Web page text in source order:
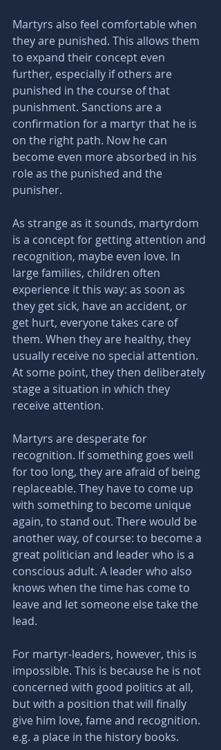
Martyrs also feel comfortable when
they are punished. This allows them
to expand their concept even
further, especially if others are
punished in the course of that
punishment. Sanctions are a
confirmation for a martyr that he is
on the right path. Now he can
become even more absorbed in his
role as the punished and the
punisher.
As strange as it sounds, martyrdom
is a concept for getting attention and
recognition, maybe even love. In
large families, children often
experience it this way: as soon as
they get sick, have an accident, or
get hurt, everyone takes care of
them. When they are healthy, they
usually receive no special attention.
At some point, they then deliberately
stage a situation in which they
receive attention.
Martyrs are desperate for
recognition. If something goes well
for too long, they are afraid of being
replaceable. They have to come up
with something to become unique
again, to stand out. There would be
another way, of course: to become a
great politician and leader who is a
conscious adult. A leader who also
knows when the time has come to
leave and let someone else take the
lead.
For martyr-leaders, however, this is
impossible. This is because he is not
concerned with good politics at all,
but with a position that will finally
give him love, fame and recognition.
e.g. a place in the history books.